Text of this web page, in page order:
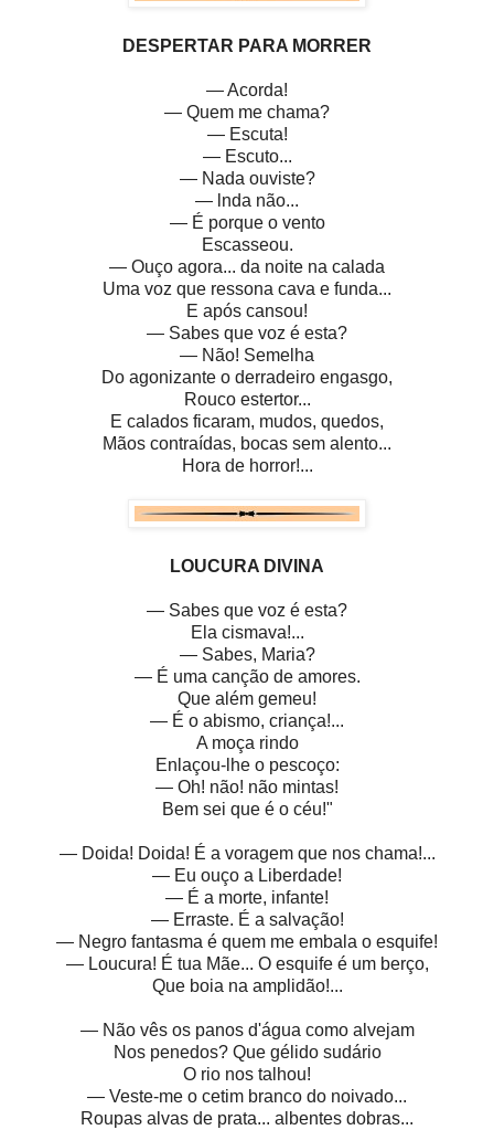
DESPERTAR PARA MORRER
— Acorda!
— Quem me chama?
— Escuta!
— Escuto...
— Nada ouviste?
— lnda não...
— É porque o vento
Escasseou.
— Ouço agora... da noite na calada
Uma voz que ressona cava e funda...
E após cansou!
— Sabes que voz é esta?
— Não! Semelha
Do agonizante o derradeiro engasgo,
Rouco estertor...
E calados ficaram, mudos, quedos,
Mãos contraídas, bocas sem alento...
Hora de horror!...
LOUCURA DIVINA
— Sabes que voz é esta?
Ela cismava!...
— Sabes, Maria?
— É uma canção de amores.
Que além gemeu!
— É o abismo, criança!...
A moça rindo
Enlaçou-lhe o pescoço:
— Oh! não! não mintas!
Bem sei que é o céu!"
— Doida! Doida! É a voragem que nos chama!...
— Eu ouço a Liberdade!
— É a morte, infante!
— Erraste. É a salvação!
— Negro fantasma é quem me embala o esquife!
— Loucura! É tua Mãe... O esquife é um berço,
Que boia na amplidão!...
— Não vês os panos d'água como alvejam
Nos penedos? Que gélido sudário
O rio nos talhou!
— Veste-me o cetim branco do noivado...
Roupas alvas de prata... albentes dobras...